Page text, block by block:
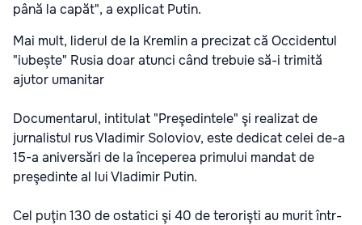
până la capăt", a explicat Putin.
Mai mult, liderul de la Kremlin a precizat că Occidentul
"iubește" Rusia doar atunci când trebuie să-i trimită
ajutor umanitar
Documentarul, intitulat "Preşedintele" şi realizat de
jurnalistul rus Vladimir Soloviov, este dedicat celei de-a
15-a aniversări de la începerea primului mandat de
preşedinte al lui Vladimir Putin.
Cel puţin 130 de ostatici şi 40 de terorişti au murit într-